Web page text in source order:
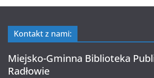
Kontakt z nami:
Miejsko-Gminna Biblioteka
Radłowie